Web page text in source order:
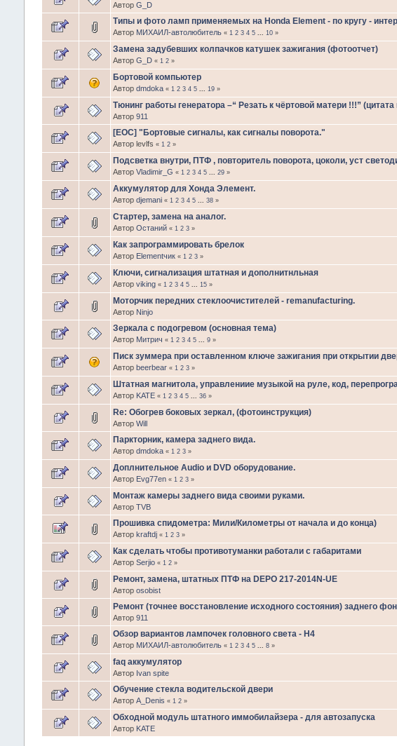
Автор G_D
Типы и фото ламп применяемых на Honda Element - по кругу -
Автор МИХАИЛ-автолюбитель « 1 2 3 4 5 ... 10»
Замена задубевших колпачков катушек зажигания (фотоотчет)
Автор G_D « 1 2»
Бортовой компьютер
Автор dmdoka « 1 2 3 4 5 ... 19»
Тюнинг работы генератора –“ Резать к чёртовой матери !!!” (цитата
Автор 911
[EOC] "Бортовые сигналы, как сигналы поворота."
Автор levlfs « 1 2»
Подсветка внутри, ПТФ , повторитель поворота, цоколи, уст
Автор Vladimir_G « 1 2 3 4 5 ... 29»
Аккумулятор для Хонда Элемент.
Автор djemani « 1 2 3 4 5 ... 38»
Стартер, замена на аналог.
Автор Останий « 1 2 3»
Как запрограммировать брелок
Автор Еlеmеntчик « 1 2 3»
Ключи, сигнализация штатная и дополнитнльная
Автор viking « 1 2 3 4 5 ... 15»
Моторчик передних стеклоочистителей - remanufacturing.
Автор Ninjo
Зеркала с подогревом (основная тема)
Автор Митрич « 1 2 3 4 5 ... 9»
Писк зуммера при оставленном ключе зажигания при открытии
Автор beerbear « 1 2 3»
Штатная магнитола, управлениие музыкой на руле, код,
Автор KATE « 1 2 3 4 5 ... 36»
Re: Обогрев боковых зеркал, (фотоинструкция)
Автор Will
Паркторник, камера заднего вида.
Автор dmdoka « 1 2 3»
Доплнительное Audio и DVD оборудование.
Автор Evg77en « 1 2 3»
Монтаж камеры заднего вида своими руками.
Автор TVB
Прошивка спидометра: Мили/Километры от начала и до конца)
Автор kraftdj « 1 2 3»
Как сделать чтобы противотуманки работали с габаритами
Автор Serjio « 1 2»
Ремонт, замена, штатных ПТФ на DEPO 217-2014N-UE
Автор osobist
Ремонт (точнее восстановление исходного состояния) заднего
Автор 911
Обзор вариантов лампочек головного света - H4
Автор МИХАИЛ-автолюбитель « 1 2 3 4 5 ... 8»
faq аккумулятор
Автор Ivan spite
Обучение стекла водительской двери
Автор A_Denis « 1 2»
Обходной модуль штатного иммобилайзера - для автозапуска
Автор KATE